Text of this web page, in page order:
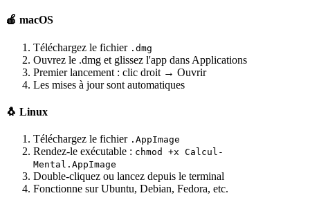
🍎 macOS
Téléchargez le fichier .dmg
Ouvrez le .dmg et glissez l'app dans Applications
Premier lancement : clic droit → Ouvrir
Les mises à jour sont automatiques
🐧 Linux
Téléchargez le fichier .AppImage
Rendez-le exécutable : chmod +x Calcul-
Mental.AppImage
Double-cliquez ou lancez depuis le terminal
Fonctionne sur Ubuntu, Debian, Fedora, etc.